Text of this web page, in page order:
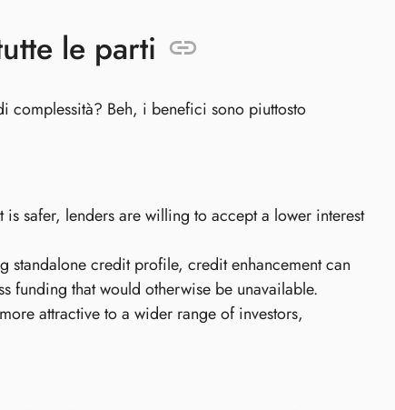
le parti
complessità? Beh, i benefici sono piuttosto
safer, lenders are willing to accept a lower interest
standalone credit profile, credit enhancement can
funding that would otherwise be unavailable.
attractive to a wider range of investors,